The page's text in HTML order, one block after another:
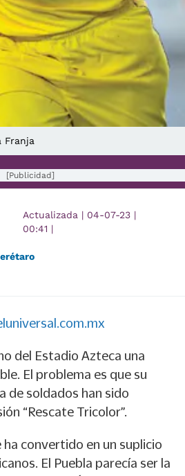
Franja
[Publicidad]
Actualizada | 04-07-23 |
00:41 |
del Estadio Azteca una
El problema es que su
de soldados han sido
“Rescate Tricolor”.
convertido en un suplicio
El Puebla parecía ser la